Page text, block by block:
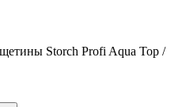
Storch Profi Aqua Top /